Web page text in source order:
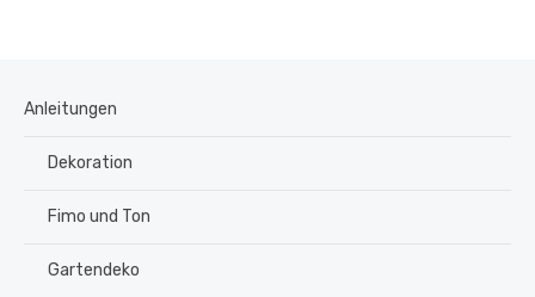
Anleitungen
Dekoration
Fimo und Ton
Gartendeko